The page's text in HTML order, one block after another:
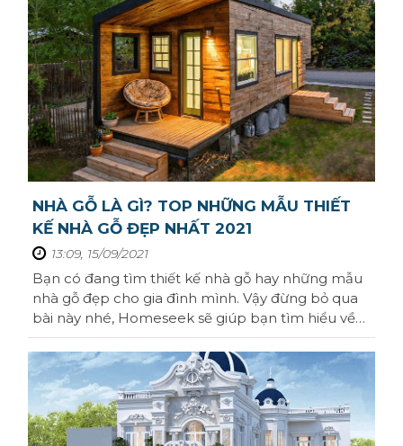
Nhà di động tên tiếng anh là Mobihome, loại hình
rất phổ biến ở các nước ...
NHÀ GỖ LÀ GÌ? TOP NHỮNG MẪU THIẾT
KẾ NHÀ GỖ ĐẸP NHẤT 2021
13:09, 15/09/2021
Bạn có đang tìm thiết kế nhà gỗ hay những mẫu
nhà gỗ đẹp cho gia đình mình. Vậy đừng bỏ qua
bài này nhé, Homeseek sẽ giúp bạn tìm hiểu về
ưu và nhược điểm nhà gỗ, và thêm nữa là top
những mẫu thiết kế nhà gỗ được ưa chuộng nhất
hiện nay nhé.Nhà gỗ là gì?Nhà gỗ có tên tiếng anh
là " Wooden House ". Nhà gỗ hiểu đơn ...